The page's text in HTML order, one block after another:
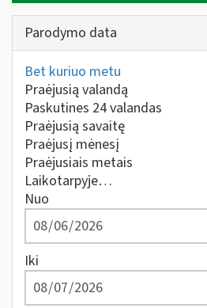
Parodymo data
Bet kuriuo metu
Praėjusią valandą
Paskutines 24 valandas
Praėjusią savaitę
Praėjusį mėnesį
Praėjusiais metais
Laikotarpyje…
Nuo
Iki